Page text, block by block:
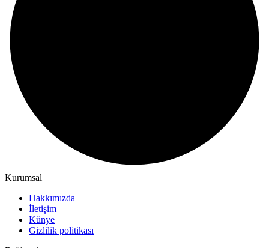
Kurumsal
Hakkımızda
İletişim
Künye
Gizlilik politikası